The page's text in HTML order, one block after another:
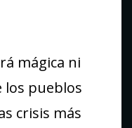
mágica ni
los pueblos
crisis más